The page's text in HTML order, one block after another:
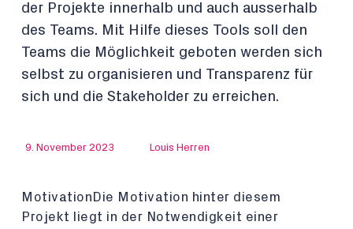
der Projekte innerhalb und auch ausserhalb
des Teams. Mit Hilfe dieses Tools soll den
Teams die Möglichkeit geboten werden sich
selbst zu organisieren und Transparenz für
sich und die Stakeholder zu erreichen.
9. November 2023 Louis Herren
MotivationDie Motivation hinter diesem
Projekt liegt in der Notwendigkeit einer